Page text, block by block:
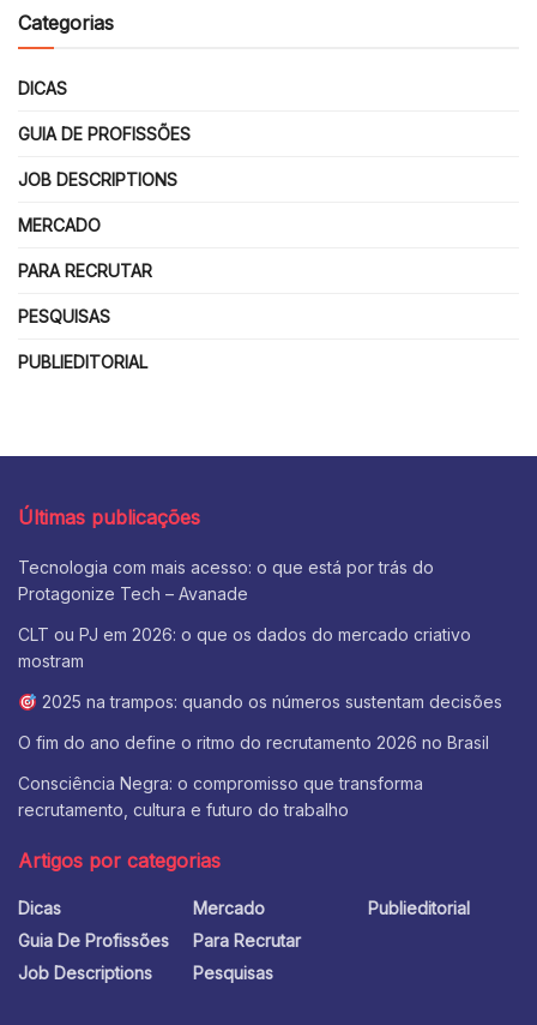
Categorias
DICAS
GUIA DE PROFISSÕES
JOB DESCRIPTIONS
MERCADO
PARA RECRUTAR
PESQUISAS
PUBLIEDITORIAL
Últimas publicações
Tecnologia com mais acesso: o que está por trás do
Protagonize Tech – Avanade
CLT ou PJ em 2026: o que os dados do mercado criativo
mostram
2025 na trampos: quando os números sustentam decisões
O fim do ano define o ritmo do recrutamento 2026 no Brasil
Consciência Negra: o compromisso que transforma
recrutamento, cultura e futuro do trabalho
Artigos por categorias
Dicas
Guia De Profissões
Job Descriptions
Mercado
Para Recrutar
Pesquisas
Publieditorial